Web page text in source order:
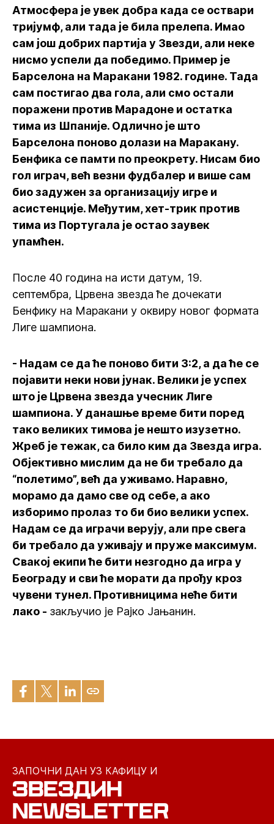
Атмосфера је увек добра када се оствари
тријумф, али тада је била прелепа. Имао
сам још добрих партија у Звезди, али неке
нисмо успели да победимо. Пример је
Барселона на Маракани 1982. године. Тада
сам постигао два гола, али смо остали
поражени против Марадоне и остатка
тима из Шпаније. Одлично је што
Барселона поново долази на Маракану.
Бенфика се памти по преокрету. Нисам био
гол играч, већ везни фудбалер и више сам
био задужен за организацију игре и
асистенције. Међутим, хет-трик против
тима из Португала је остао заувек
упамћен.
После 40 година на исти датум, 19.
септембра, Црвена звезда ће дочекати
Бенфику на Маракани у оквиру новог формата
Лиге шампиона.
- Надам се да ће поново бити 3:2, а да ће се
појавити неки нови јунак. Велики је успех
што је Црвена звезда учесник Лиге
шампиона. У данашње време бити поред
тако великих тимова је нешто изузетно.
Жреб је тежак, са било ким да Звезда игра.
Објективно мислим да не би требало да
“полетимо”, већ да уживамо. Наравно,
морамо да дамо све од себе, а ако
изборимо пролаз то би био велики успех.
Надам се да играчи верују, али пре свега
би требало да уживају и пруже максимум.
Свакој екипи ће бити незгодно да игра у
Београду и сви ће морати да прођу кроз
чувени тунел. Противницима неће бити
лако - закључио је Рајко Јањанин.
ЗАПОЧНИ ДАН УЗ КАФИЦУ И
ЗВЕЗДИН
NEWSLETTER